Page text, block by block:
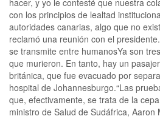
con los principios de lealtad
autoridades canarias, algo que no
reclamó una reunión con el
se transmite entre humanosYa son
que murieron. En tanto, hay un
británica, que fue evacuado por
hospital de Johannesburgo.“Las
que, efectivamente, se trata de la
ministro de Salud de Sudáfrica, Aaron